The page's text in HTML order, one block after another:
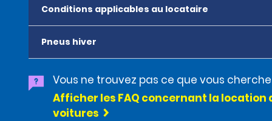
Conditions applicables au locataire
Pneus hiver
Vous ne trouvez pas ce que vous
Afficher les FAQ concernant la location
voitures